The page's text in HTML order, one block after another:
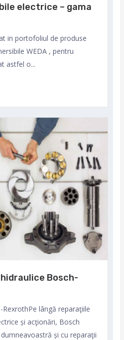
electrice – gama
in portofoliul de produse
WEDA , pentru
astfel o...
Bosch-
lângă reparaţiile
și acţionări, Bosch
și cu reparaţii